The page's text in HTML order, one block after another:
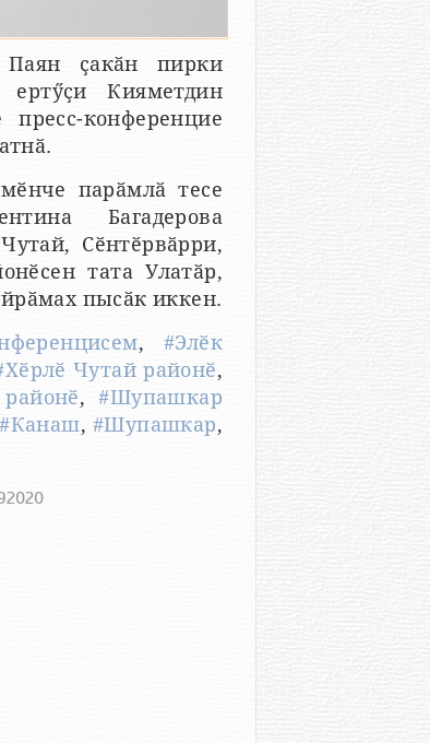
Паян ҫакӑн пирки
ертӳҫи Кияметдин
конференцие
парӑмлӑ тесе
Багадерова
Сӗнтӗрвӑрри,
тата Улатӑр,
пысӑк иккен.
, #Элӗк
Чутай районӗ,
,#Шупашкар
#Канаш, #Шупашкар,